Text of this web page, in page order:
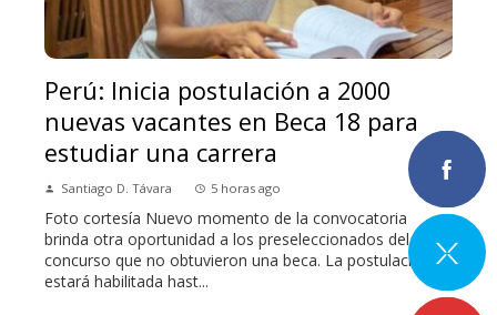
Perú: Inicia postulación a 2000
nuevas vacantes en Beca 18 para
estudiar una carrera
Santiago D. Távara 5 horas ago
Foto cortesía Nuevo momento de la convocatoria
brinda otra oportunidad a los preseleccionados del
concurso que no obtuvieron una beca. La postulación
estará habilitada hast...